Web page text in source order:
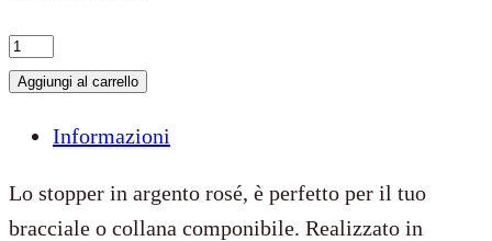
Stopper
Rosè
quantità
Aggiungi al carrello
Informazioni
Lo stopper in argento rosé, è perfetto per il tuo
bracciale o collana componibile. Realizzato in